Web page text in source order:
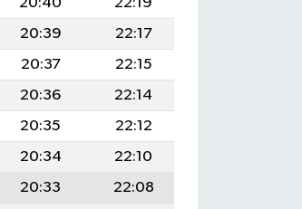
20:39
22:17
20:37
22:15
20:36
22:14
20:35
22:12
20:34
22:10
20:33
22:08